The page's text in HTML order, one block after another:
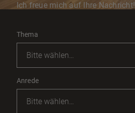
Ich freue mich auf Ihre Nachricht!
Thema
Anrede